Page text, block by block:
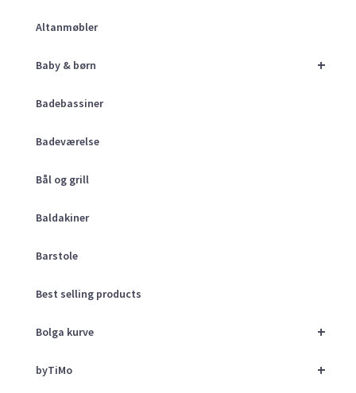
Altanmøbler
+
Baby & børn
Badebassiner
Badeværelse
Bål og grill
Baldakiner
Barstole
Best selling products
+
Bolga kurve
+
byTiMo